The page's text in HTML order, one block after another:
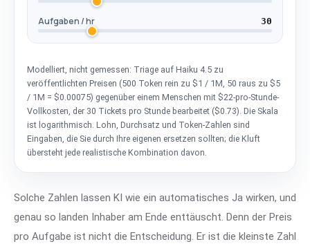
Aufgaben / hr 30
Modelliert, nicht gemessen: Triage auf Haiku 4.5 zu
veröffentlichten Preisen (500 Token rein zu $1 / 1M, 50 raus zu $5
/ 1M = $0.00075) gegenüber einem Menschen mit $22-pro-Stunde-
Vollkosten, der 30 Tickets pro Stunde bearbeitet ($0.73). Die Skala
ist logarithmisch. Lohn, Durchsatz und Token-Zahlen sind
Eingaben, die Sie durch Ihre eigenen ersetzen sollten; die Kluft
übersteht jede realistische Kombination davon.
Solche Zahlen lassen KI wie ein automatisches Ja wirken, und
genau so landen Inhaber am Ende enttäuscht. Denn der Preis
pro Aufgabe ist nicht die Entscheidung. Er ist die kleinste Zahl